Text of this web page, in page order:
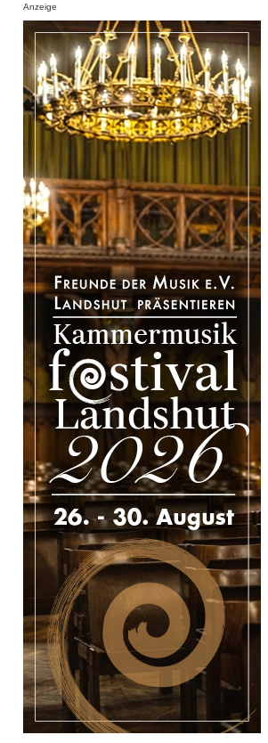
Anzeige